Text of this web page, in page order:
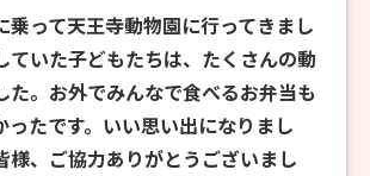
乗って天王寺動物園に行ってきまし
ていた子どもたちは、たくさんの動
た。お外でみんなで食べるお弁当も
ったです。いい思い出になりまし
様、ご協力ありがとうございまし